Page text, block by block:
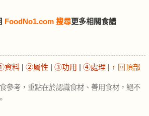
FoodNo1.com 搜尋更多相關食譜
資料 | ②屬性 | ③功用 | ④處理 | ↑ 回頂部
參考，重點在於認識食材、善用食材，絕不